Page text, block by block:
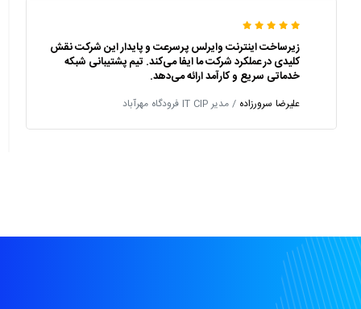
زیرساخت اینترنت وایرلس پرسرعت و پایدار این شرکت نقش
کلیدی در عملکرد شرکت ما ایفا می‌کند. تیم پشتیبانی شبکه
خدماتی سریع و کارآمد ارائه می‌دهد.
علیرضا سرورزاده / مدیر IT CIP فرودگاه مهرآباد